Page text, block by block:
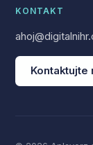
KONTAKT
Kontaktujte